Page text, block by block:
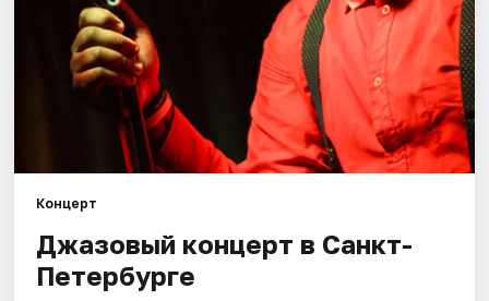
Квесты
Экскурсии
Города
Площадки
Концерт
Джазовый концерт в Санкт-
Петербурге